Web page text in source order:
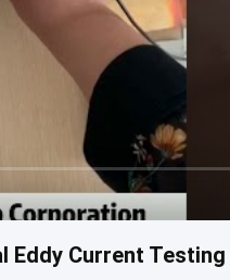
Eddy Current